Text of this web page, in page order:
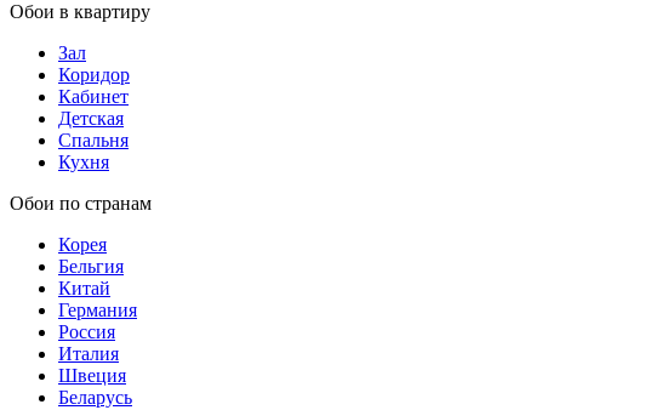
Обои в квартиру
Зал
Коридор
Кабинет
Детская
Спальня
Кухня
Обои по странам
Корея
Бельгия
Китай
Германия
Россия
Италия
Швеция
Беларусь